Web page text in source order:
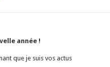
année !
que je suis vos actus